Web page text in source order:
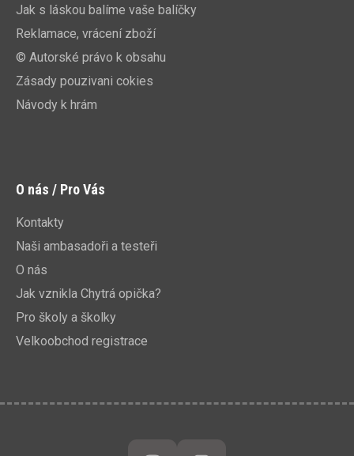
Jak s láskou balíme vaše balíčky
Reklamace, vrácení zboží
© Autorské právo k obsahu
Zásady pouzivani cokies
Návody k hrám
O nás / Pro Vás
Kontakty
Naši ambasadoři a testeři
O nás
Jak vznikla Chytrá opička?
Pro školy a školky
Velkoobchod registrace